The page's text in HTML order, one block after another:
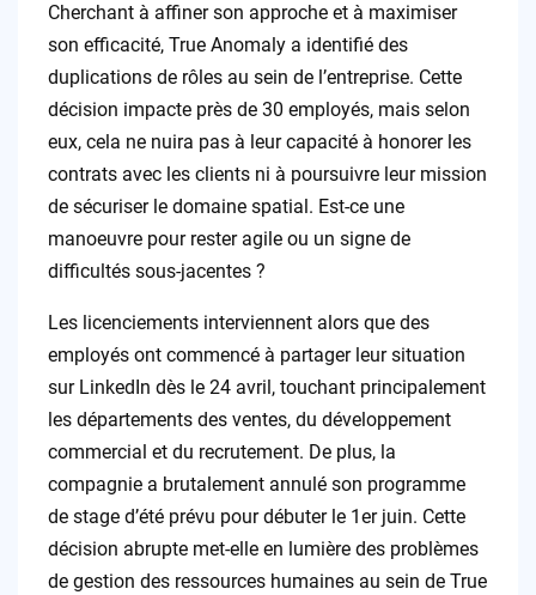
Cherchant à affiner son approche et à maximiser
son efficacité, True Anomaly a identifié des
duplications de rôles au sein de l’entreprise. Cette
décision impacte près de 30 employés, mais selon
eux, cela ne nuira pas à leur capacité à honorer les
contrats avec les clients ni à poursuivre leur mission
de sécuriser le domaine spatial. Est-ce une
manoeuvre pour rester agile ou un signe de
difficultés sous-jacentes ?
Les licenciements interviennent alors que des
employés ont commencé à partager leur situation
sur LinkedIn dès le 24 avril, touchant principalement
les départements des ventes, du développement
commercial et du recrutement. De plus, la
compagnie a brutalement annulé son programme
de stage d’été prévu pour débuter le 1er juin. Cette
décision abrupte met-elle en lumière des problèmes
de gestion des ressources humaines au sein de True